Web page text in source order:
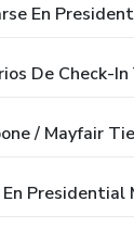
En
De Check-
/ Mayfair
Presidential